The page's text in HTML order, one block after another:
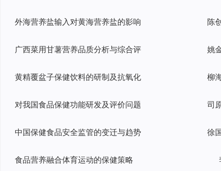
外海营养盐输入对黄海营养盐的影响
广西菜用甘薯营养品质分析与综合评
黄精覆盆子保健饮料的研制及抗氧化
对我国食品保健功能研发及评价问题
中国保健食品安全监管的变迁与趋势
食品营养融合体育运动的保健策略